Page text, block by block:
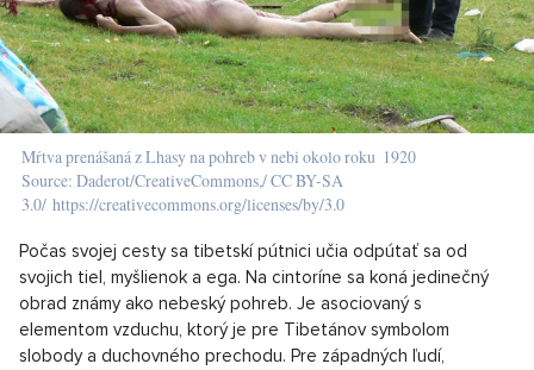
Mŕtva prenášaná z Lhasy na pohreb v nebi okolo roku 1920
Source: Daderot/CreativeCommons,/ CC BY-SA
3.0/ https://creativecommons.org/licenses/by/3.0
Počas svojej cesty sa tibetskí pútnici učia odpútať sa od
svojich tiel, myšlienok a ega. Na cintoríne sa koná jedinečný
obrad známy ako nebeský pohreb. Je asociovaný s
elementom vzduchu, ktorý je pre Tibetánov symbolom
slobody a duchovného prechodu. Pre západných ľudí,